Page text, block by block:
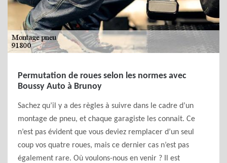
Permutation de roues selon les normes avec
Boussy Auto à Brunoy
Sachez qu’il y a des règles à suivre dans le cadre d’un
montage de pneu, et chaque garagiste les connait. Ce
n’est pas évident que vous deviez remplacer d’un seul
coup vos quatre roues, mais ce dernier cas n’est pas
également rare. Où voulons-nous en venir ? Il est